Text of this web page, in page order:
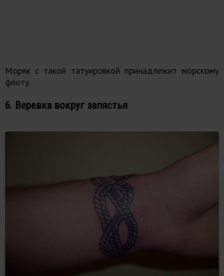
Моряк с такой татуировкой принадлежит морскому
флоту.
6. Веревка вокруг запястья